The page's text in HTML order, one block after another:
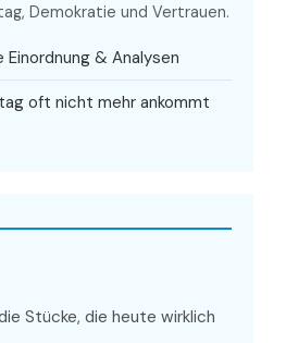
Demokratie und Vertrauen.
& Analysen
oft nicht mehr ankommt
Stücke, die heute wirklich